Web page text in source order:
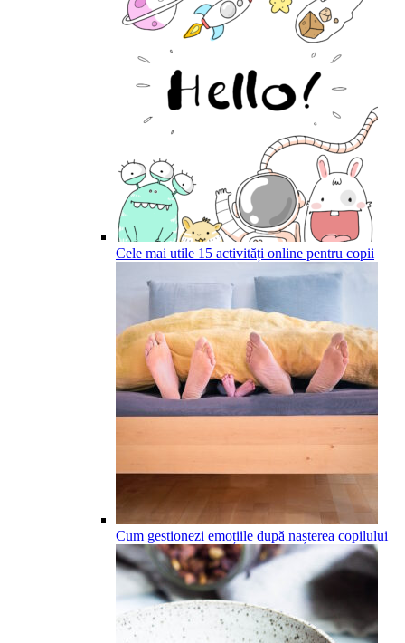
Cele mai utile 15 activități online pentru copii
Cum gestionezi emoțiile după nașterea copilului